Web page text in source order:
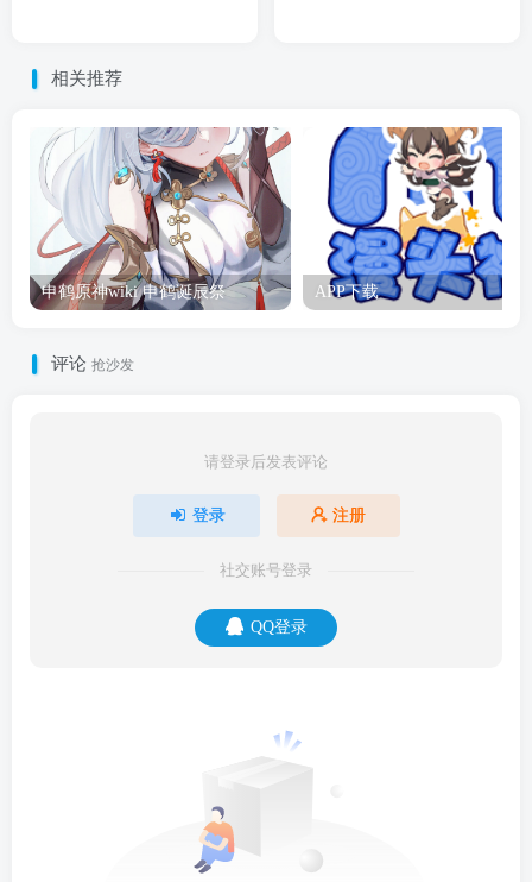
相关推荐
申鹤原神wiki 申鹤诞辰祭 APP下载
评论 抢沙发
请登录后发表评论
登录 注册
社交账号登录
QQ登录